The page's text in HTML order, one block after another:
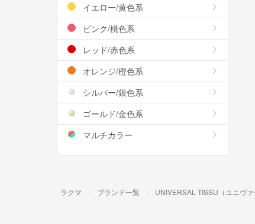
イエロー/黄色系
ピンク/桃色系
レッド/赤色系
オレンジ/橙色系
シルバー/銀色系
ゴールド/金色系
マルチカラー
ラクマ ブランド一覧 UNIVERSAL TISSU（ユニヴァ